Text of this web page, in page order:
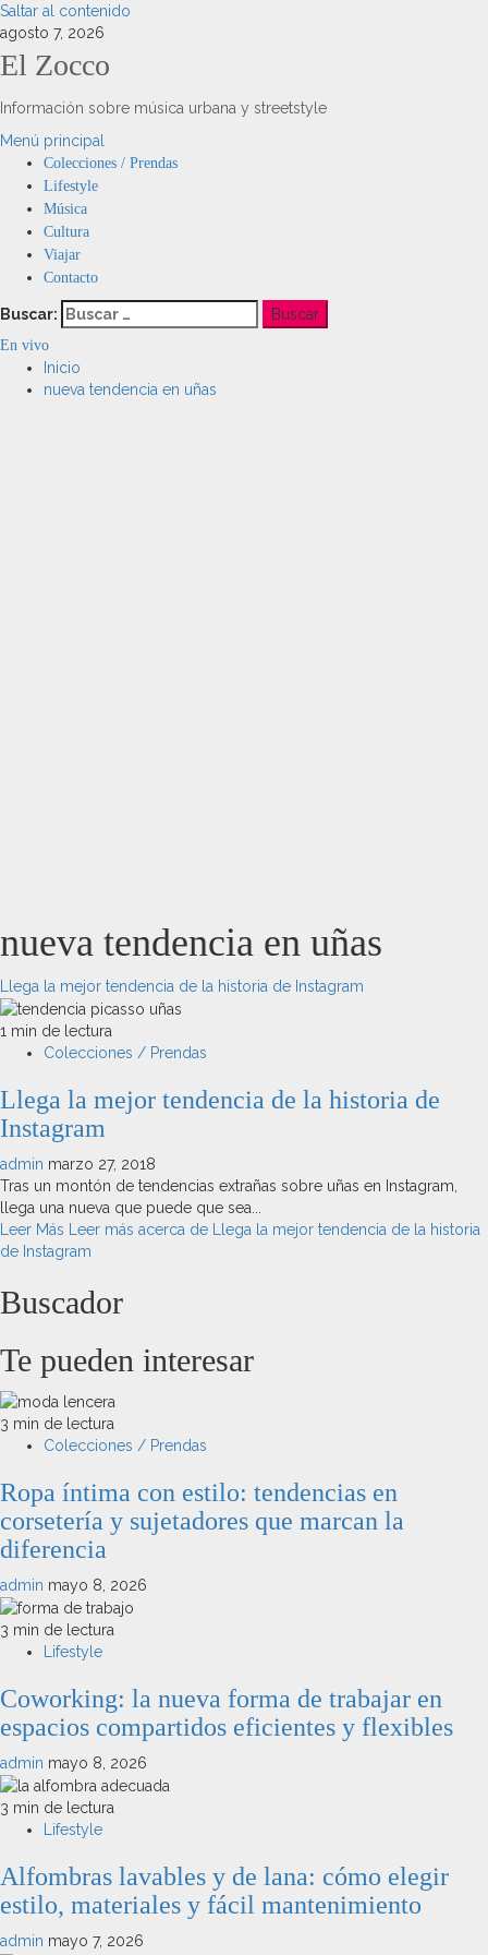
Saltar al contenido
agosto 7, 2026
El Zocco
Información sobre música urbana y streetstyle
Menú principal
Colecciones / Prendas
Lifestyle
Música
Cultura
Viajar
Contacto
Buscar:
En vivo
Inicio
nueva tendencia en uñas
nueva tendencia en uñas
Llega la mejor tendencia de la historia de Instagram
1 min de lectura
Colecciones / Prendas
Llega la mejor tendencia de la historia de
Instagram
admin marzo 27, 2018
Tras un montón de tendencias extrañas sobre uñas en Instagram,
llega una nueva que puede que sea...
Leer Más Leer más acerca de Llega la mejor tendencia de la historia
de Instagram
Buscador
Te pueden interesar
3 min de lectura
Colecciones / Prendas
Ropa íntima con estilo: tendencias en
corsetería y sujetadores que marcan la
diferencia
admin mayo 8, 2026
3 min de lectura
Lifestyle
Coworking: la nueva forma de trabajar en
espacios compartidos eficientes y flexibles
admin mayo 8, 2026
3 min de lectura
Lifestyle
Alfombras lavables y de lana: cómo elegir
estilo, materiales y fácil mantenimiento
admin mayo 7, 2026